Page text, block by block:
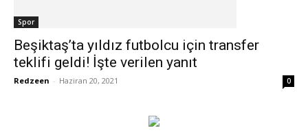
Spor
Beşiktaş’ta yıldız futbolcu için transfer
teklifi geldi! İşte verilen yanıt
Redzeen - Haziran 20, 2021 0